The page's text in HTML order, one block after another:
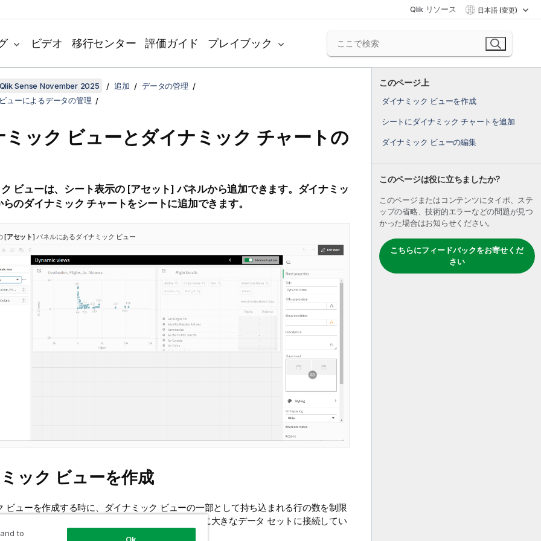
Qlik リソース 日本語 (変更)
ビデオ 移行センター 評価ガイド プレイブック
このページ上
ダイナミック ビューを作成
シートにダイナミック チャートを追加
ダイナミック ビューの編集
このページは役に立ちましたか?
このページまたはコンテンツにタイポ、ステ
ップの省略、技術的エラーなどの問題が見つ
かった場合はお知らせください。
こちらにフィードバックをお寄せくだ
さい
Sense November 2025 追加
データの管理
ューによるデータの管理
ミック ビューとダイナミック チャートの
ビューは、シート表示の [アセット] パネルから追加できます。 ダイナミッ
のダイナミック チャートをシートに追加できます。
[アセット] パネルにあるダイナミック ビュー
ック ビューを作成
ビューを作成する時に、ダイナミック ビューの一部として持ち込まれる行の数を制限
きます。これにより、ダイナミック ビューが非常に大きなデータ セットに接続してい
が多くなり過ぎることを防止できます。
to